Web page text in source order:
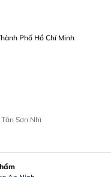
Phố Hồ Chí Minh
Sơn Nhì